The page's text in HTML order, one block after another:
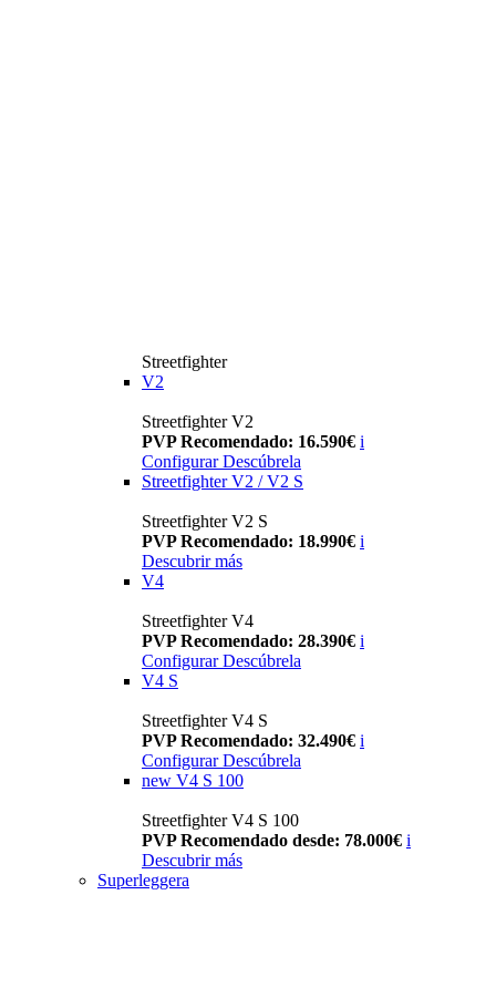
Streetfighter
V2
Streetfighter V2
PVP Recomendado: 16.590€ i
Configurar Descúbrela
Streetfighter V2 / V2 S
Streetfighter V2 S
PVP Recomendado: 18.990€ i
Descubrir más
V4
Streetfighter V4
PVP Recomendado: 28.390€ i
Configurar Descúbrela
V4 S
Streetfighter V4 S
PVP Recomendado: 32.490€ i
Configurar Descúbrela
new V4 S 100
Streetfighter V4 S 100
PVP Recomendado desde: 78.000€ i
Descubrir más
Superleggera